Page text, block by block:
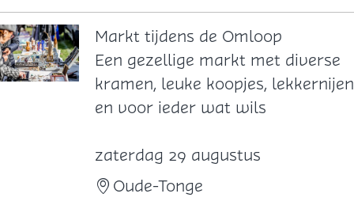
k
a
v
o
n
O
u
Markt tijdens de Omloop
M
a
r
t
t
Een gezellige markt met diverse
kramen, leuke koopjes, lekkernijen
en voor ieder wat wils
zaterdag 29 augustus
Oude-Tonge